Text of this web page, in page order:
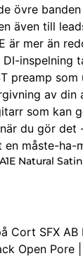
Natural Satin